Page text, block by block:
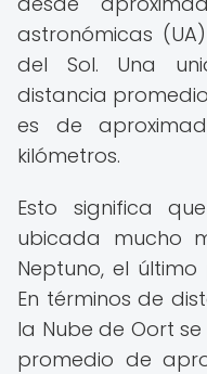
astronómicas
del Sol. Una
distancia
es de
kilómetros.
Esto significa
ubicada mucho
Neptuno, el
En términos de
la Nube de Oort
promedio de